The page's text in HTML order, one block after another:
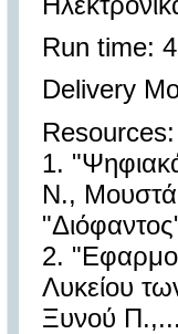
Run time:
Delivery
Resources:
1.
Ν.,
2.
Λυκείου
Ξυνού Π.,...